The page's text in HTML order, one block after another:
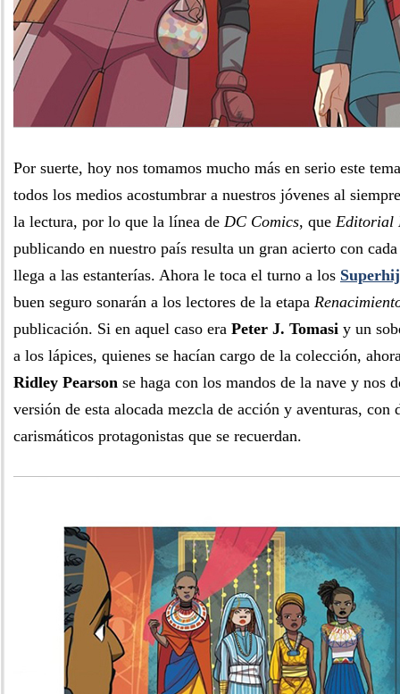
Por suerte, hoy nos tomamos mucho más en serio este
todos los medios acostumbrar a nuestros jóvenes al
la lectura, por lo que la línea de DC Comics, que Editorial
publicando en nuestro país resulta un gran acierto con
llega a las estanterías. Ahora le toca el turno a los
buen seguro sonarán a los lectores de la etapa
publicación. Si en aquel caso era Peter J. Tomasi y un
a los lápices, quienes se hacían cargo de la colección,
Ridley Pearson se haga con los mandos de la nave y nos
versión de esta alocada mezcla de acción y aventuras, con
carismáticos protagonistas que se recuerdan.